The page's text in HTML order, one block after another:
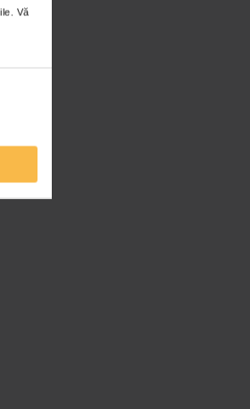
Vă